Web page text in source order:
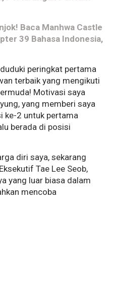
Baca Manhwa Castle
39 Bahasa Indonesia,
peringkat pertama
terbaik yang mengikuti
Motivasi saya
yang memberi saya
ke-2 untuk pertama
berada di posisi
diri saya, sekarang
Tae Lee Seob,
yang luar biasa dalam
mencoba